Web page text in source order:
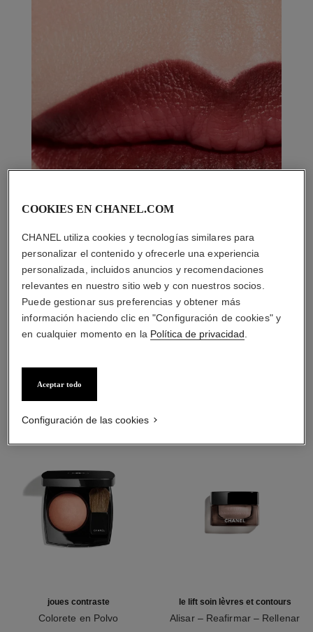
LA COMBINACIÓN PERFECTA
joues contraste
Colorete en Polvo
le lift soin lèvres et contours
Alisar – Reafirmar – Rellenar
COOKIES EN CHANEL.COM
CHANEL utiliza cookies y tecnologías similares para
personalizar el contenido y ofrecerle una experiencia
personalizada, incluidos anuncios y recomendaciones
relevantes en nuestro sitio web y con nuestros socios.
Puede gestionar sus preferencias y obtener más
información haciendo clic en "Configuración de cookies" y
en cualquier momento en la Política de privacidad
Aceptar todo
Configuración de las cookies